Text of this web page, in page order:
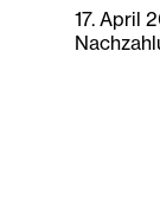
17. April